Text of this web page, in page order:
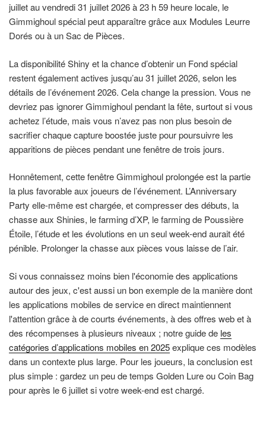
juillet au vendredi 31 juillet 2026 à 23 h 59 heure locale, le
Gimmighoul spécial peut apparaître grâce aux Modules Leurre
Dorés ou à un Sac de Pièces.
La disponibilité Shiny et la chance d’obtenir un Fond spécial
restent également actives jusqu’au 31 juillet 2026, selon les
détails de l’événement 2026. Cela change la pression. Vous ne
devriez pas ignorer Gimmighoul pendant la fête, surtout si vous
achetez l’étude, mais vous n’avez pas non plus besoin de
sacrifier chaque capture boostée juste pour poursuivre les
apparitions de pièces pendant une fenêtre de trois jours.
Honnêtement, cette fenêtre Gimmighoul prolongée est la partie
la plus favorable aux joueurs de l’événement. L’Anniversary
Party elle-même est chargée, et compresser des débuts, la
chasse aux Shinies, le farming d’XP, le farming de Poussière
Étoile, l’étude et les évolutions en un seul week-end aurait été
pénible. Prolonger la chasse aux pièces vous laisse de l’air.
Si vous connaissez moins bien l'économie des applications
autour des jeux, c'est aussi un bon exemple de la manière dont
les applications mobiles de service en direct maintiennent
l'attention grâce à de courts événements, à des offres web et à
des récompenses à plusieurs niveaux ; notre guide de les
catégories d’applications mobiles en 2025explique ces modèles
dans un contexte plus large. Pour les joueurs, la conclusion est
plus simple : gardez un peu de temps Golden Lure ou Coin Bag
pour après le 6 juillet si votre week-end est chargé.